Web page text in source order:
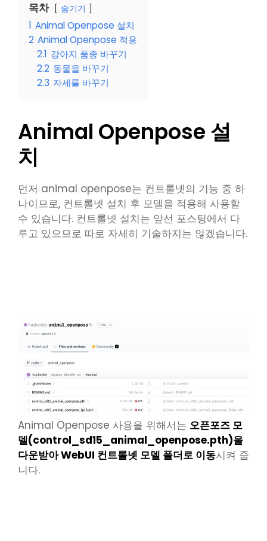
목차 숨기기
1 Animal Openpose 설치
2 Animal Openpose 적용
2.1 강아지 품종 바꾸기
2.2 동물을 바꾸기
2.3 자세를 바꾸기
Animal Openpose 설
치
먼저 animal openpose는 컨트롤넷의 기능 중 하
나이므로, 컨트롤넷 설치 후 모델을 적용해 사용할
수 있습니다. 컨트롤넷 설치는 앞선 포스팅에서 다
루고 있으므로 따로 자세히 기술하지는 않겠습니다.
Animal Openpose 사용을 위해서는 오픈포즈 모
델(control_sd15_animal_openpose.pth)을
다운받아 WebUI 컨트롤넷 모델 폴더로 이동시켜 줍
니다.